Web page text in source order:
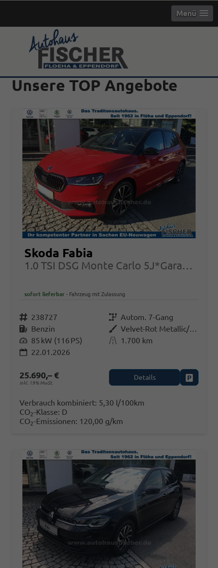
Menü
Unsere TOP Angebote
Skoda Fabia
1.0 TSI DSG Monte Carlo 5J*Garantie 17Zoll
sofort lieferbar Fahrzeug mit Zulassung
Fahrzeugnr. 238727 GetriebeAutom. 7-Gang
KraftstoffBenzin Außenfarbe
Velvet-Rot Metallic/Schwarz-Magic Perleffekt
Leistung 85 kW (116 PS) Kilometerstand 1.700 km
22.01.2026
25.690,– €
inkl. 19% MwSt.
Details
Verbrauch kombiniert: 5,30 l/100km
CO2-Klasse: D
CO2-Emissionen: 120,00 g/km